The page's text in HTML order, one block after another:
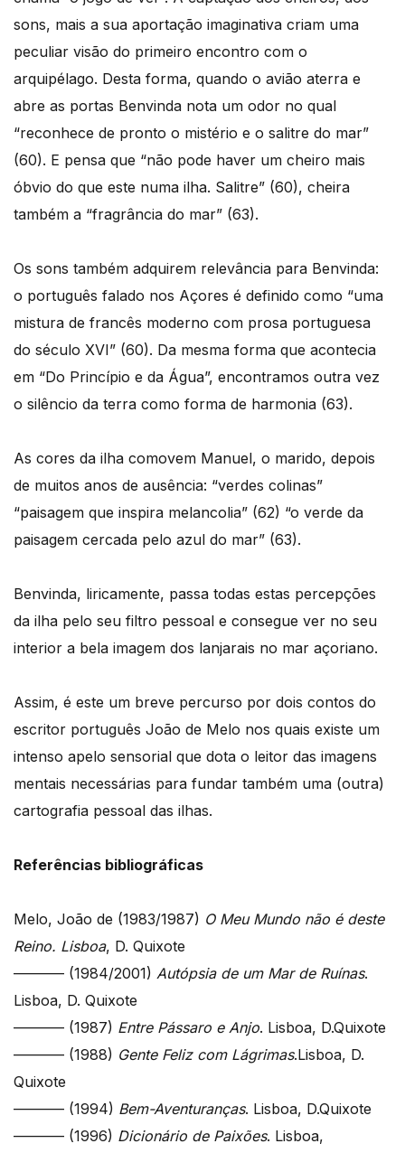
sons, mais a sua aportação imaginativa criam uma
peculiar visão do primeiro encontro com o
arquipélago. Desta forma, quando o avião aterra e
abre as portas Benvinda nota um odor no qual
“reconhece de pronto o mistério e o salitre do mar”
(60). E pensa que “não pode haver um cheiro mais
óbvio do que este numa ilha. Salitre” (60), cheira
também a “fragrância do mar” (63).
Os sons também adquirem relevância para Benvinda:
o português falado nos Açores é definido como “uma
mistura de francês moderno com prosa portuguesa
do século XVI” (60). Da mesma forma que acontecia
em “Do Princípio e da Água”, encontramos outra vez
o silêncio da terra como forma de harmonia (63).
As cores da ilha comovem Manuel, o marido, depois
de muitos anos de ausência: “verdes colinas”
“paisagem que inspira melancolia” (62) “o verde da
paisagem cercada pelo azul do mar” (63).
Benvinda, liricamente, passa todas estas percepções
da ilha pelo seu filtro pessoal e consegue ver no seu
interior a bela imagem dos lanjarais no mar açoriano.
Assim, é este um breve percurso por dois contos do
escritor português João de Melo nos quais existe um
intenso apelo sensorial que dota o leitor das imagens
mentais necessárias para fundar também uma (outra)
cartografia pessoal das ilhas.
Referências bibliográficas
Melo, João de (1983/1987) O Meu Mundo não é deste
Reino. Lisboa, D. Quixote
———– (1984/2001) Autópsia de um Mar de Ruínas.
Lisboa, D. Quixote
———– (1987) Entre Pássaro e Anjo. Lisboa, D.Quixote
———– (1988) Gente Feliz com Lágrimas.Lisboa, D.
Quixote
———– (1994) Bem-Aventuranças. Lisboa, D.Quixote
———– (1996) Dicionário de Paixões. Lisboa,